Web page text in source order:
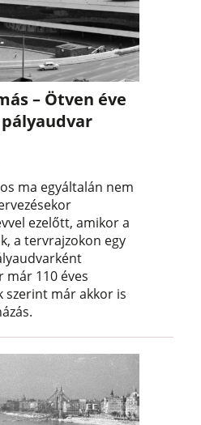
– Ötven éve
ma egyáltalán nem
ezelőtt, amikor a
a tervrajzokon egy
már 110 éves
szerint már akkor is